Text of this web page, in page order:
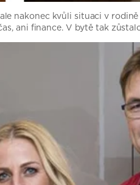
nakonec kvůli situaci v
ani finance. V bytě tak